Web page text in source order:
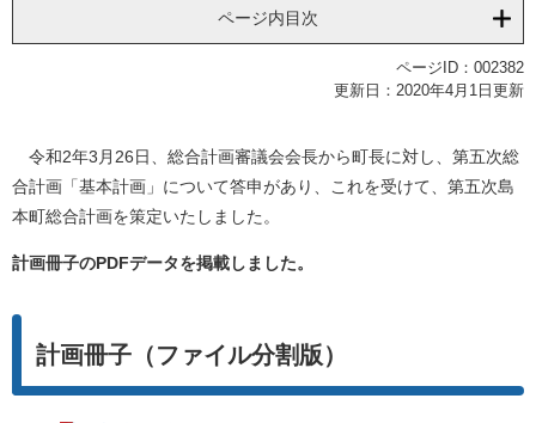
ページ内目次
ページID：002382
更新日：2020年4月1日更新
令和2年3月26日、総合計画審議会会長から町長に対し、第五次総
合計画「基本計画」について答申があり、これを受けて、第五次島
本町総合計画を策定いたしました。
計画冊子のPDFデータを掲載しました。
計画冊子（ファイル分割版）